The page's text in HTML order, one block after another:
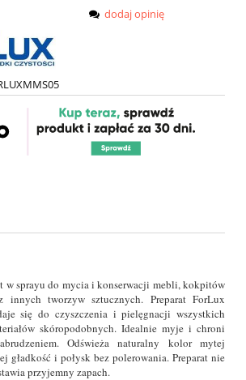
dodaj opinię
w sprayu do mycia i konserwacji mebli, kokpitów
innych tworzyw sztucznych. Preparat ForLux
się do czyszczenia i pielęgnacji wszystkich
skóropodobnych. Idealnie myje i chroni
Odświeża naturalny kolor mytej
gładkość i połysk bez polerowania. Preparat nie
przyjemny zapach.